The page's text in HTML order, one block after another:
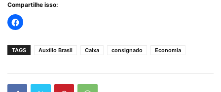
Compartilhe isso:
TAGS Auxílio Brasil Caixa consignado Economia